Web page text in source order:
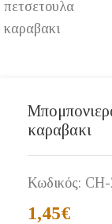
καραβακι
Κωδικός:
1,45€